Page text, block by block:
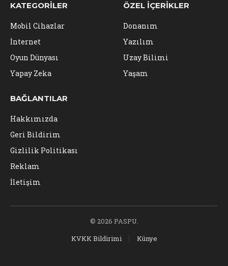
KATEGORILER
Mobil Cihazlar
İnternet
Oyun Dünyası
Yapay Zeka
ÖZEL İÇERIKLER
Donanım
Yazılım
Uzay Bilimi
Yaşam
BAĞLANTILAR
Hakkımızda
Geri Bildirim
Gizlilik Politikası
Reklam
İletişim
© 2026 PASPU.
KVKK Bildirimi
Künye